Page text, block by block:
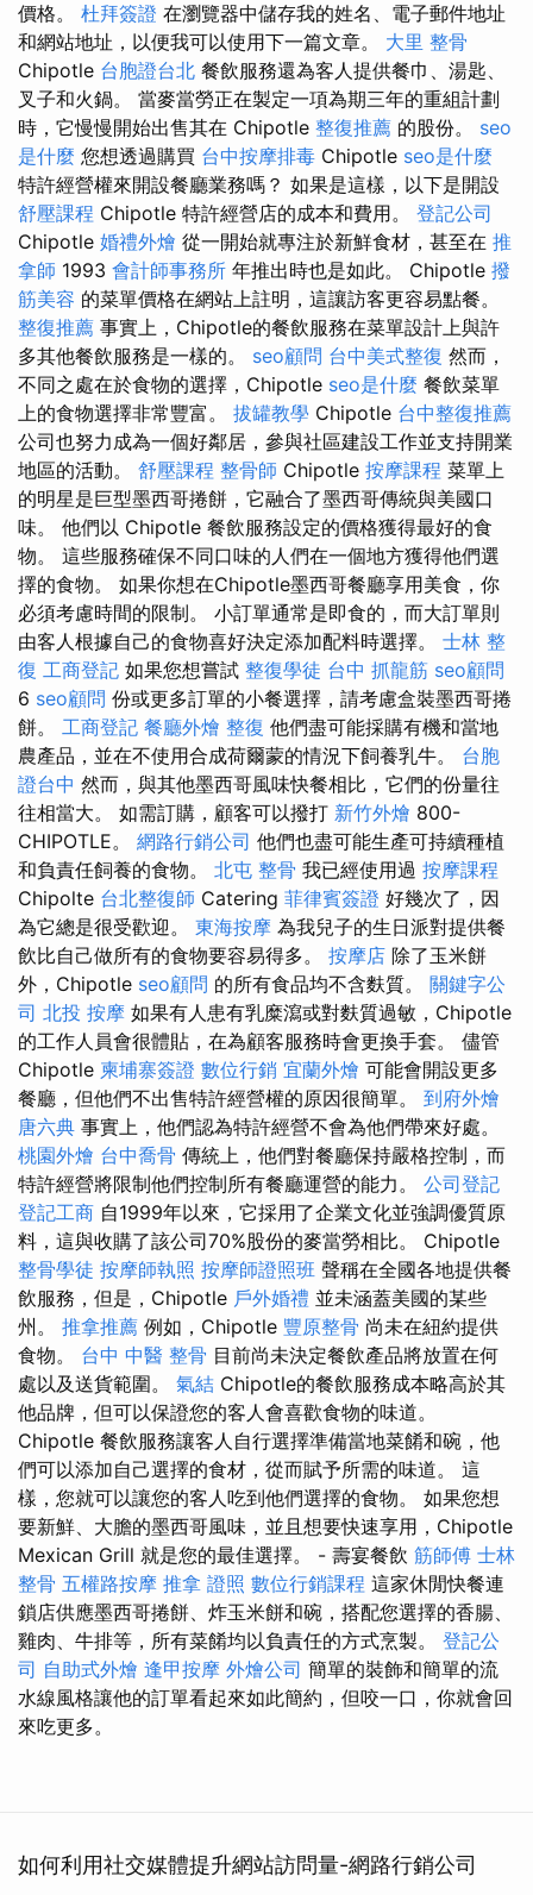
價格。 杜拜簽證 在瀏覽器中儲存我的姓名、電子郵件地址
和網站地址，以便我可以使用下一篇文章。 大里 整骨
Chipotle 台胞證台北 餐飲服務還為客人提供餐巾、湯匙、
叉子和火鍋。 當麥當勞正在製定一項為期三年的重組計劃
時，它慢慢開始出售其在 Chipotle 整復推薦 的股份。 seo
是什麼 您想透過購買 台中按摩排毒 Chipotle seo是什麼
特許經營權來開設餐廳業務嗎？ 如果是這樣，以下是開設
舒壓課程 Chipotle 特許經營店的成本和費用。 登記公司
Chipotle 婚禮外燴 從一開始就專注於新鮮食材，甚至在 推
拿師 1993 會計師事務所 年推出時也是如此。 Chipotle 撥
筋美容 的菜單價格在網站上註明，這讓訪客更容易點餐。
整復推薦 事實上，Chipotle的餐飲服務在菜單設計上與許
多其他餐飲服務是一樣的。 seo顧問 台中美式整復 然而，
不同之處在於食物的選擇，Chipotle seo是什麼 餐飲菜單
上的食物選擇非常豐富。 拔罐教學 Chipotle 台中整復推薦
公司也努力成為一個好鄰居，參與社區建設工作並支持開業
地區的活動。 舒壓課程 整骨師 Chipotle 按摩課程 菜單上
的明星是巨型墨西哥捲餅，它融合了墨西哥傳統與美國口
味。 他們以 Chipotle 餐飲服務設定的價格獲得最好的食
物。 這些服務確保不同口味的人們在一個地方獲得他們選
擇的食物。 如果你想在Chipotle墨西哥餐廳享用美食，你
必須考慮時間的限制。 小訂單通常是即食的，而大訂單則
由客人根據自己的食物喜好決定添加配料時選擇。 士林 整
復 工商登記 如果您想嘗試 整復學徒 台中 抓龍筋 seo顧問
6 seo顧問 份或更多訂單的小餐選擇，請考慮盒裝墨西哥捲
餅。 工商登記 餐廳外燴 整復 他們盡可能採購有機和當地
農產品，並在不使用合成荷爾蒙的情況下飼養乳牛。 台胞
證台中 然而，與其他墨西哥風味快餐相比，它們的份量往
往相當大。 如需訂購，顧客可以撥打 新竹外燴 800-
CHIPOTLE。 網路行銷公司 他們也盡可能生產可持續種植
和負責任飼養的食物。 北屯 整骨 我已經使用過 按摩課程
Chipolte 台北整復師 Catering 菲律賓簽證 好幾次了，因
為它總是很受歡迎。 東海按摩 為我兒子的生日派對提供餐
飲比自己做所有的食物要容易得多。 按摩店 除了玉米餅
外，Chipotle seo顧問 的所有食品均不含麩質。 關鍵字公
司 北投 按摩 如果有人患有乳糜瀉或對麩質過敏，Chipotle
的工作人員會很體貼，在為顧客服務時會更換手套。 儘管
Chipotle 柬埔寨簽證 數位行銷 宜蘭外燴 可能會開設更多
餐廳，但他們不出售特許經營權的原因很簡單。 到府外燴
唐六典 事實上，他們認為特許經營不會為他們帶來好處。
桃園外燴 台中喬骨 傳統上，他們對餐廳保持嚴格控制，而
特許經營將限制他們控制所有餐廳運營的能力。 公司登記
登記工商 自1999年以來，它採用了企業文化並強調優質原
料，這與收購了該公司70%股份的麥當勞相比。 Chipotle
整骨學徒 按摩師執照 按摩師證照班 聲稱在全國各地提供餐
飲服務，但是，Chipotle 戶外婚禮 並未涵蓋美國的某些
州。 推拿推薦 例如，Chipotle 豐原整骨 尚未在紐約提供
食物。 台中 中醫 整骨 目前尚未決定餐飲產品將放置在何
處以及送貨範圍。 氣結 Chipotle的餐飲服務成本略高於其
他品牌，但可以保證您的客人會喜歡食物的味道。
Chipotle 餐飲服務讓客人自行選擇準備當地菜餚和碗，他
們可以添加自己選擇的食材，從而賦予所需的味道。 這
樣，您就可以讓您的客人吃到他們選擇的食物。 如果您想
要新鮮、大膽的墨西哥風味，並且想要快速享用，Chipotle
Mexican Grill 就是您的最佳選擇。 - 壽宴餐飲 筋師傅 士林
整骨 五權路按摩 推拿 證照 數位行銷課程 這家休閒快餐連
鎖店供應墨西哥捲餅、炸玉米餅和碗，搭配您選擇的香腸、
雞肉、牛排等，所有菜餚均以負責任的方式烹製。 登記公
司 自助式外燴 逢甲按摩 外燴公司 簡單的裝飾和簡單的流
水線風格讓他的訂單看起來如此簡約，但咬一口，你就會回
來吃更多。
如何利用社交媒體提升網站訪問量-網路行銷公司